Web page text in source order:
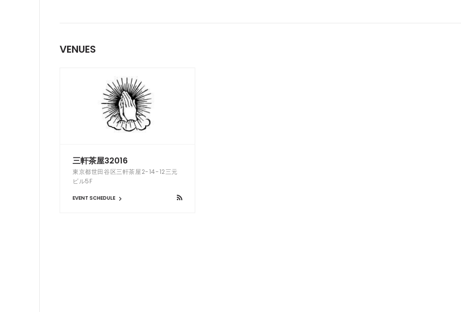
VENUES
三軒茶屋32016
東京都世田谷区三軒茶屋2-14-12三元
ビル5F
EVENT SCHEDULE